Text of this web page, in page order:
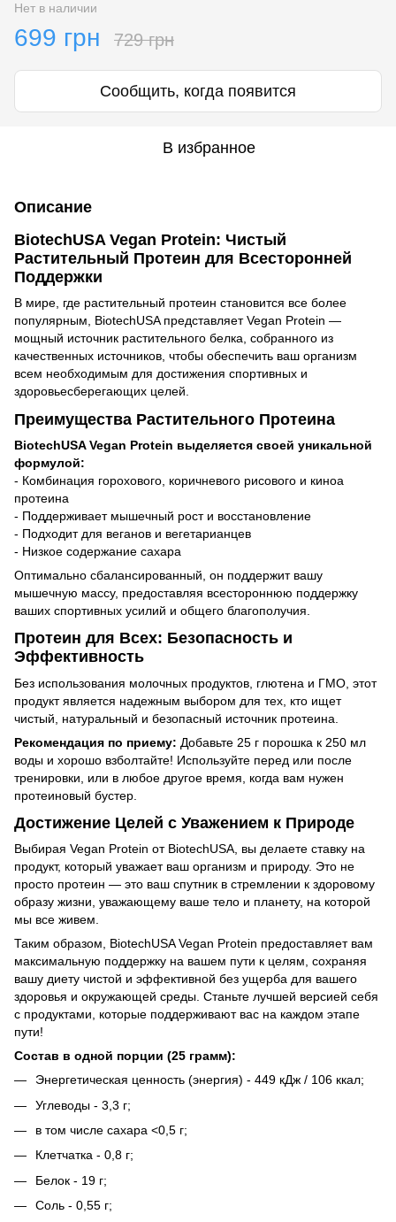
Нет в наличии
699 грн 729 грн
Сообщить, когда появится
В избранное
Описание
BiotechUSA Vegan Protein: Чистый
Растительный Протеин для Всесторонней
Поддержки
В мире, где растительный протеин становится все более
популярным, BiotechUSA представляет Vegan Protein —
мощный источник растительного белка, собранного из
качественных источников, чтобы обеспечить ваш организм
всем необходимым для достижения спортивных и
здоровьесберегающих целей.
Преимущества Растительного Протеина
BiotechUSA Vegan Protein выделяется своей уникальной
формулой:
- Комбинация горохового, коричневого рисового и киноа
протеина
- Поддерживает мышечный рост и восстановление
- Подходит для веганов и вегетарианцев
- Низкое содержание сахара
Оптимально сбалансированный, он поддержит вашу
мышечную массу, предоставляя всестороннюю поддержку
ваших спортивных усилий и общего благополучия.
Протеин для Всех: Безопасность и
Эффективность
Без использования молочных продуктов, глютена и ГМО, этот
продукт является надежным выбором для тех, кто ищет
чистый, натуральный и безопасный источник протеина.
Рекомендация по приему: Добавьте 25 г порошка к 250 мл
воды и хорошо взболтайте! Используйте перед или после
тренировки, или в любое другое время, когда вам нужен
протеиновый бустер.
Достижение Целей с Уважением к Природе
Выбирая Vegan Protein от BiotechUSA, вы делаете ставку на
продукт, который уважает ваш организм и природу. Это не
просто протеин — это ваш спутник в стремлении к здоровому
образу жизни, уважающему ваше тело и планету, на которой
мы все живем.
Таким образом, BiotechUSA Vegan Protein предоставляет вам
максимальную поддержку на вашем пути к целям, сохраняя
вашу диету чистой и эффективной без ущерба для вашего
здоровья и окружающей среды. Станьте лучшей версией себя
с продуктами, которые поддерживают вас на каждом этапе
пути!
Состав в одной порции (25 грамм):
Энергетическая ценность (энергия) - 449 кДж / 106 ккал;
Углеводы - 3,3 г;
в том числе сахара <0,5 г;
Клетчатка - 0,8 г;
Белок - 19 г;
Соль - 0,55 г;